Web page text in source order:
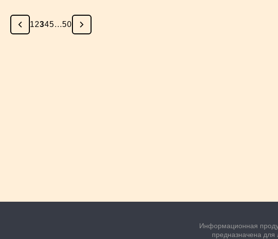
12345…50
Информационная
предназначена для